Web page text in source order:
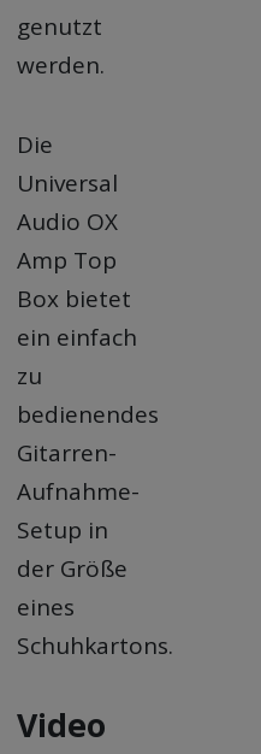
genutzt
werden.
Die
Universal
Audio OX
Amp Top
Box bietet
ein einfach
zu
bedienendes
Gitarren-
Aufnahme-
Setup in
der Größe
eines
Schuhkartons.
Video